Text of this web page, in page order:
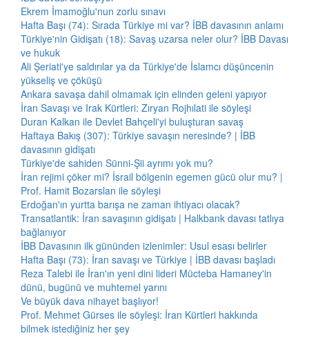
Ekrem İmamoğlu'nun zorlu sınavı
Hafta Başı (74): Sırada Türkiye mi var? İBB davasının anlamı
Türkiye'nin Gidişatı (18): Savaş uzarsa neler olur? İBB Davası
ve hukuk
Ali Şeriati'ye saldırılar ya da Türkiye'de İslamcı düşüncenin
yükseliş ve çöküşü
Ankara savaşa dahil olmamak için elinden geleni yapıyor
İran Savaşı ve Irak Kürtleri: Zıryan Rojhılati ile söyleşi
Duran Kalkan ile Devlet Bahçeli'yi buluşturan savaş
Haftaya Bakış (307): Türkiye savaşın neresinde? | İBB
davasının gidişatı
Türkiye'de sahiden Sünni-Şii ayrımı yok mu?
İran rejimi çöker mi? İsrail bölgenin egemen gücü olur mu? |
Prof. Hamit Bozarslan ile söyleşi
Erdoğan'ın yurtta barışa ne zaman ihtiyacı olacak?
Transatlantik: İran savaşının gidişatı | Halkbank davası tatlıya
bağlanıyor
İBB Davasının ilk gününden izlenimler: Usul esası belirler
Hafta Başı (73): İran savaşı ve Türkiye | İBB davası başladı
Reza Talebi ile İran'ın yeni dini lideri Mücteba Hamaney'in
dünü, bugünü ve muhtemel yarını
Ve büyük dava nihayet başlıyor!
Prof. Mehmet Gürses ile söyleşi: İran Kürtleri hakkında
bilmek istediğiniz her şey